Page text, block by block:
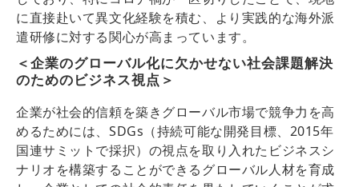
に直接赴いて異文化経験を積む、より実践的な海外派
遣研修に対する関心が高まっています。
＜企業のグローバル化に欠かせない社会課題解決
のためのビジネス視点＞
企業が社会的信頼を築きグローバル市場で競争力を高
めるためには、SDGs（持続可能な開発目標、2015年
国連サミットで採択）の視点を取り入れたビジネスシ
ナリオを構築することができるグローバル人材を育成